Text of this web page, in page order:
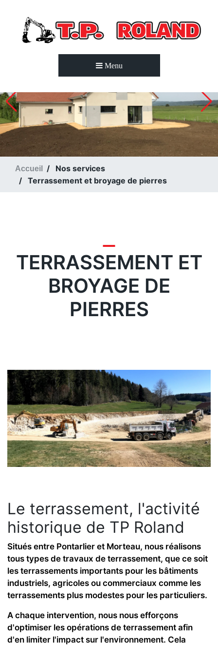
Menu
et broyage de
pierres
Aménagement
paysager
Démolition
/ VRD
Contact
Accueil
Nos services
Terrassement et broyage de pierres
TERRASSEMENT ET
BROYAGE DE
PIERRES
Le terrassement, l'activité
historique de TP Roland
Situés entre Pontarlier et Morteau, nous réalisons
tous types de travaux de terrassement, que ce soit
les terrassements importants pour les bâtiments
industriels, agricoles ou commerciaux comme les
terrassements plus modestes pour les particuliers.
A chaque intervention, nous nous efforçons
d'optimiser les opérations de terrassement afin
d'en limiter l'impact sur l'environnement. Cela